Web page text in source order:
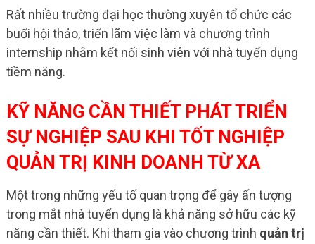
Rất nhiều trường đại học thường xuyên tổ chức các
buổi hội thảo, triển lãm việc làm và chương trình
internship nhằm kết nối sinh viên với nhà tuyển dụng
tiềm năng.
KỸ NĂNG CẦN THIẾT PHÁT TRIỂN
SỰ NGHIỆP SAU KHI TỐT NGHIỆP
QUẢN TRỊ KINH DOANH TỪ XA
Một trong những yếu tố quan trọng để gây ấn tượng
trong mắt nhà tuyển dụng là khả năng sở hữu các kỹ
năng cần thiết. Khi tham gia vào chương trình quản trị